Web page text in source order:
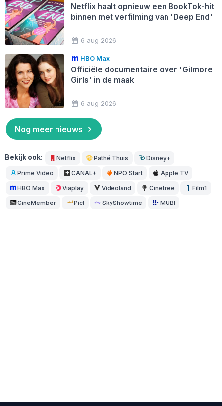
Netflix haalt opnieuw een BookTok-hit
binnen met verfilming van 'Deep End'
6 aug 2026
HBO Max
Officiële documentaire over 'Gilmore
Girls' in de maak
6 aug 2026
Nog meer nieuws
Bekijk ook: Netflix Pathé Thuis Disney+
Prime Video CANAL+ NPO Start Apple TV
HBO Max Viaplay Videoland Cinetree Film1
CineMember Picl SkyShowtime MUBI